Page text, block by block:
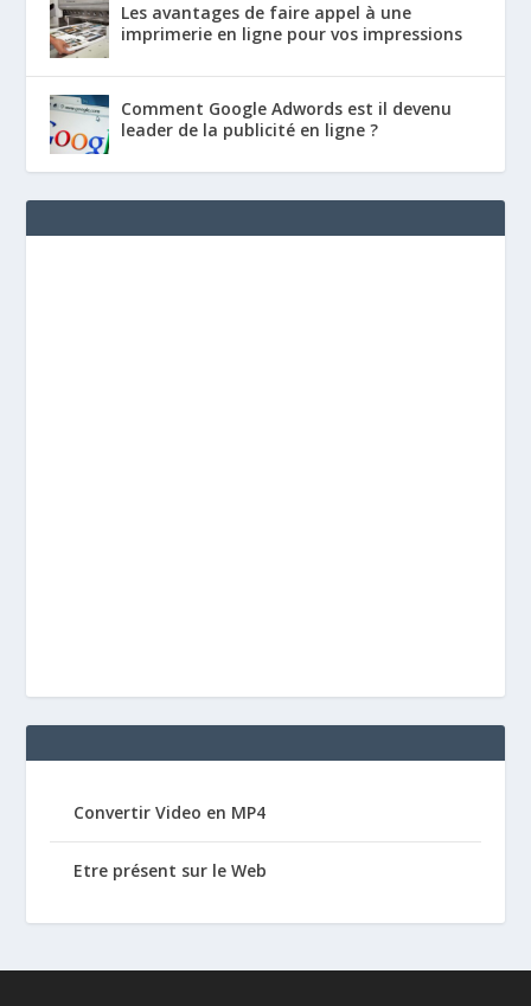
Les avantages de faire appel à une
imprimerie en ligne pour vos impressions
Comment Google Adwords est il devenu
leader de la publicité en ligne ?
Convertir Video en MP4
Etre présent sur le Web